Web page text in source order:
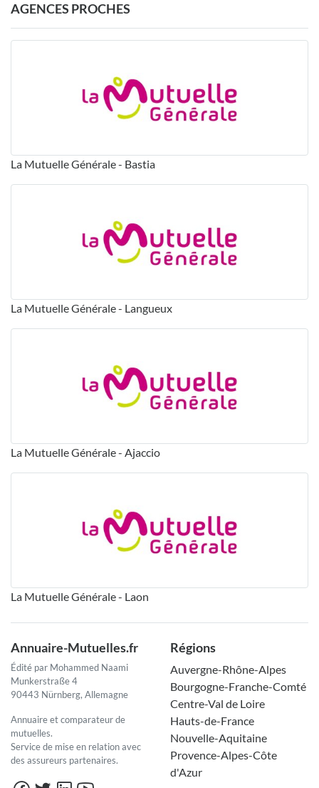
AGENCES PROCHES
La Mutuelle Générale - Bastia
La Mutuelle Générale - Langueux
La Mutuelle Générale - Ajaccio
La Mutuelle Générale - Laon
Annuaire-Mutuelles.fr
Édité par Mohammed Naami
Munkerstraße 4
90443 Nürnberg, Allemagne
Annuaire et comparateur de
mutuelles.
Service de mise en relation avec
des assureurs partenaires.
Régions
Auvergne-Rhône-Alpes
Bourgogne-Franche-Comté
Centre-Val de Loire
Hauts-de-France
Nouvelle-Aquitaine
Provence-Alpes-Côte
d'Azur